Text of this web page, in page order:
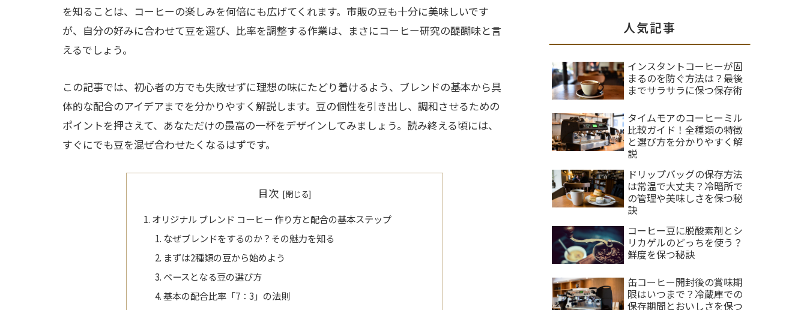
を知ることは、コーヒーの楽しみを何倍にも広げてくれます。市販の豆も十分に美味しいです
が、自分の好みに合わせて豆を選び、比率を調整する作業は、まさにコーヒー研究の醍醐味と言
えるでしょう。
この記事では、初心者の方でも失敗せずに理想の味にたどり着けるよう、ブレンドの基本から具
体的な配合のアイデアまでを分かりやすく解説します。豆の個性を引き出し、調和させるための
ポイントを押さえて、あなただけの最高の一杯をデザインしてみましょう。読み終える頃には、
すぐにでも豆を混ぜ合わせたくなるはずです。
目次
オリジナル ブレンド コーヒー 作り方と配合の基本ステップ
なぜブレンドをするのか？その魅力を知る
まずは2種類の豆から始めよう
ベースとなる豆の選び方
基本の配合比率「7：3」の法則
人気記事
インスタントコーヒーが固
まるのを防ぐ方法は？最後
までサラサラに保つ保存術
タイムモアのコーヒーミル
比較ガイド！全種類の特徴
と選び方を分かりやすく解
説
ドリップバッグの保存方法
は常温で大丈夫？冷暗所で
の管理や美味しさを保つ秘
訣
コーヒー豆に脱酸素剤とシ
リカゲルのどっちを使う？
鮮度を保つ秘訣
缶コーヒー開封後の賞味期
限はいつまで？冷蔵庫での
保存期間とおいしさを保つ